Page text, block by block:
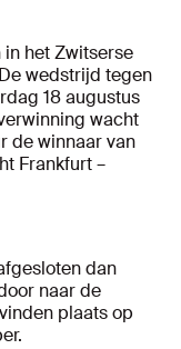
het Zwitserse
wedstrijd tegen
18 augustus
wacht
de winnaar van
Frankfurt –
dan
naar de
plaats op